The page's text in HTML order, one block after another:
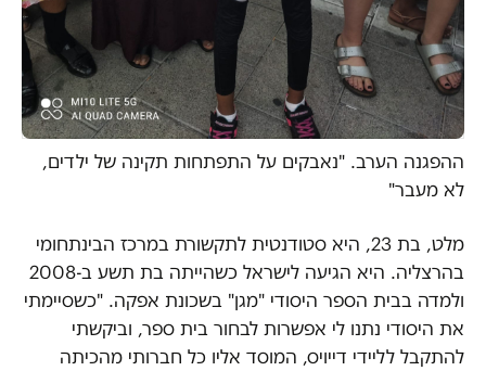
ההפגנה הערב. "נאבקים על התפתחות תקינה של ילדים,
לא מעבר"
מלט, בת 23, היא סטודנטית לתקשורת במרכז הבינתחומי
בהרצליה. היא הגיעה לישראל כשהייתה בת תשע ב-2008
ולמדה בבית הספר היסודי "מגן" בשכונת אפקה. "כשסיימתי
את היסודי נתנו לי אפשרות לבחור בית ספר, וביקשתי
להתקבל לליידי דייויס, המוסד אליו כל חברותי מהכיתה